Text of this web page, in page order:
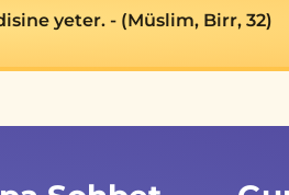
yeter. - (Müslim, Birr, 32)